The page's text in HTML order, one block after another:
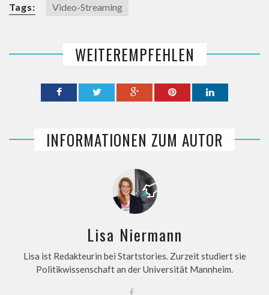
Tags: Video-Streaming
WEITEREMPFEHLEN
INFORMATIONEN ZUM AUTOR
Lisa Niermann
Lisa ist Redakteurin bei Startstories. Zurzeit studiert sie
Politikwissenschaft an der Universität Mannheim.